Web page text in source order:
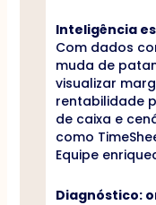
Inteligência
Com dados
muda de
visualizar
rentabilidade
de caixa e
como
Equipe
Diagnóstico: